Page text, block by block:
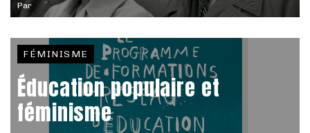
Par
FÉMINISME
Éducation populaire et
féminisme